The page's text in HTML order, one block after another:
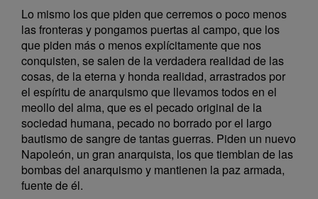
Lo mismo los que piden que cerremos o poco menos
las fronteras y pongamos puertas al campo, que los
que piden más o menos explícitamente que nos
conquisten, se salen de la verdadera realidad de las
cosas, de la eterna y honda realidad, arrastrados por
el espíritu de anarquismo que llevamos todos en el
meollo del alma, que es el pecado original de la
sociedad humana, pecado no borrado por el largo
bautismo de sangre de tantas guerras. Piden un nuevo
Napoleón, un gran anarquista, los que tiemblan de las
bombas del anarquismo y mantienen la paz armada,
fuente de él.